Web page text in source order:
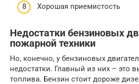
Хорошая приемистость
Недостатки бензиновых
пожарной техники
Но, конечно, у бензиновых
недостатки. Главный из них – это
топлива. Бензин стоит дороже